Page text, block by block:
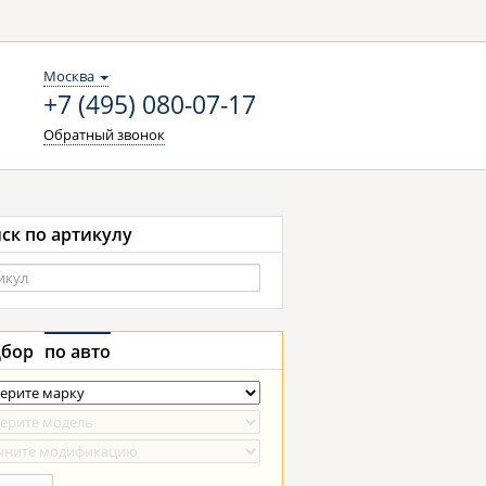
Москва
+7 (495) 080-07-17
Обратный звонок
по артикулу
по авто